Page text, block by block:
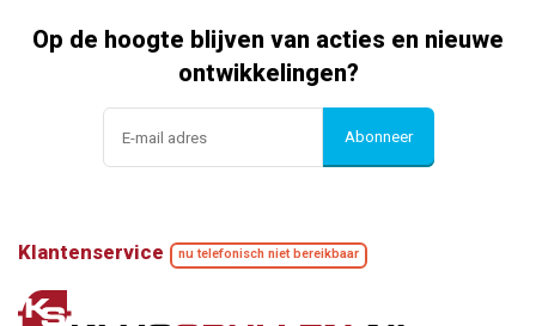
Op de hoogte blijven van acties en nieuwe
ontwikkelingen?
Abonneer
Klantenservice nu telefonisch niet bereikbaar